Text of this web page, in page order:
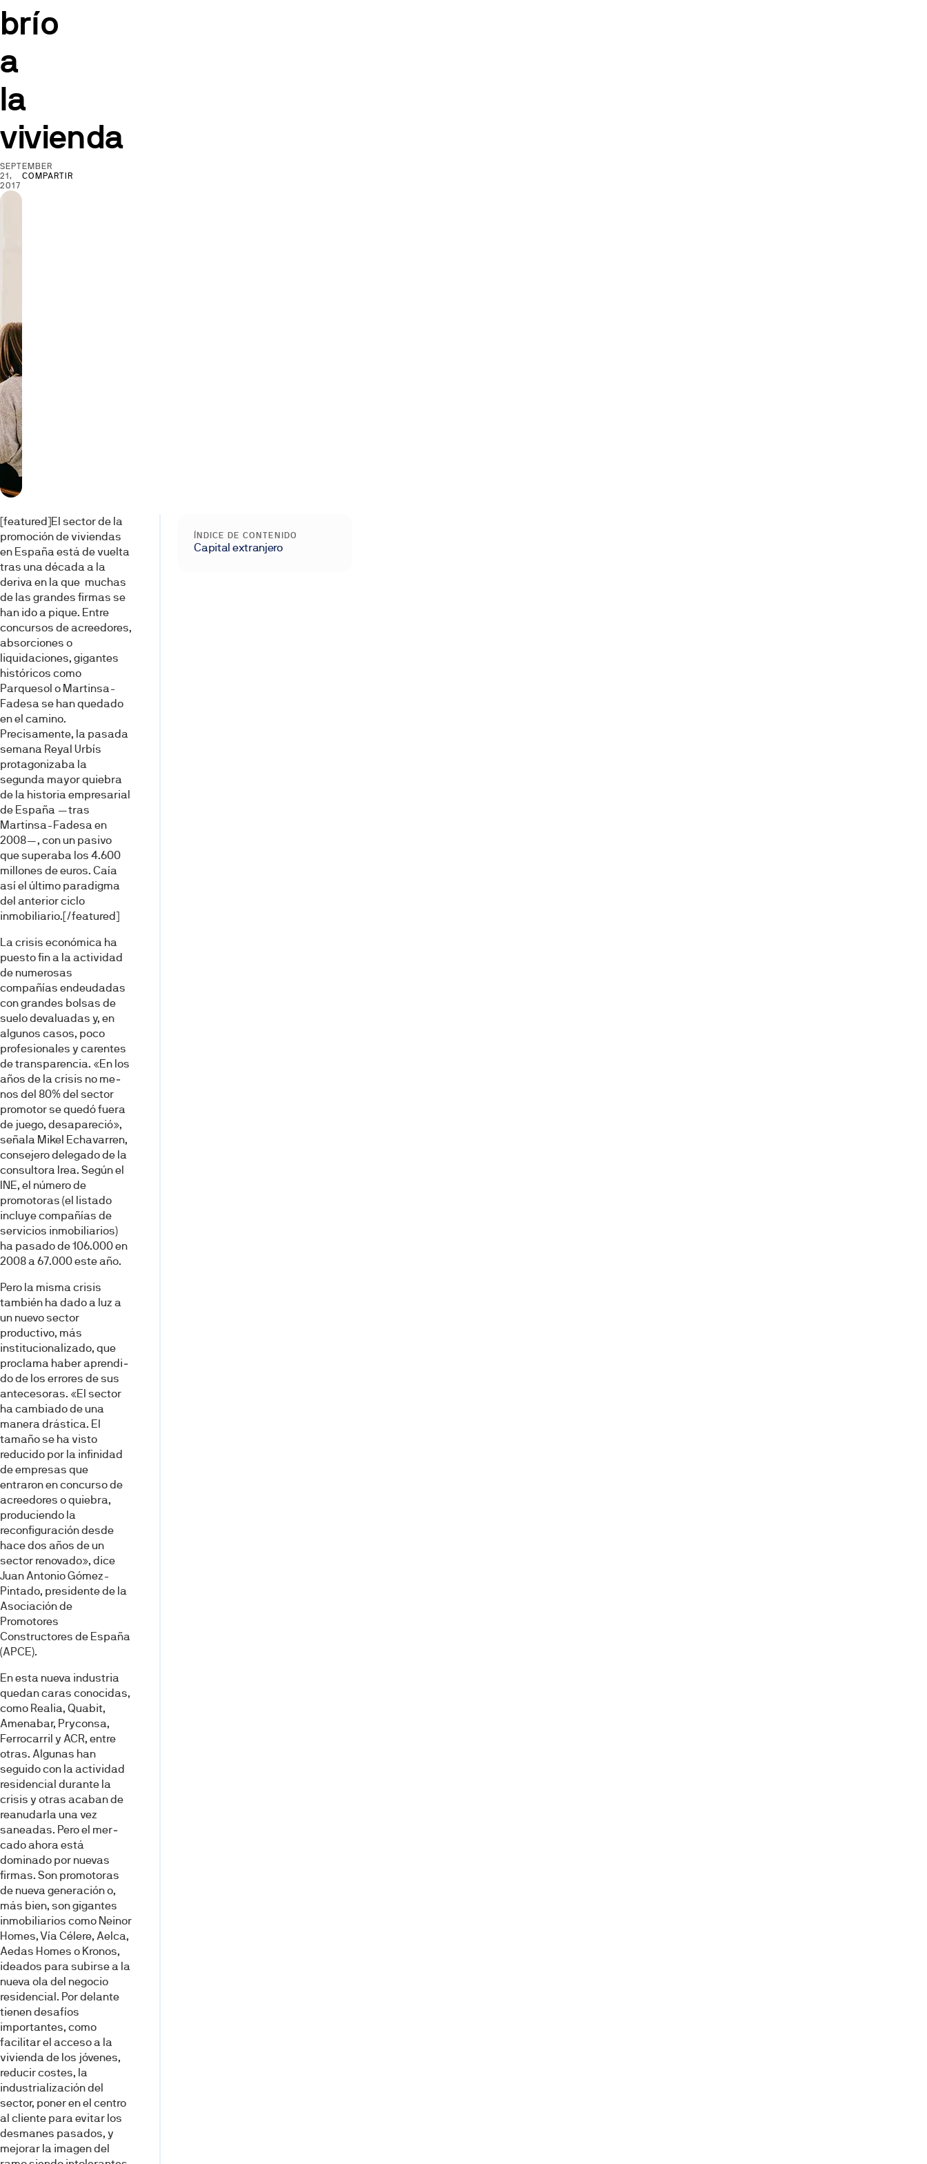
brío
a
la
vivienda
SEPTEMBER
21,
2017
COMPARTIR
[featured]El sector de la
promo­ción de viviendas
en España está de vuel­ta
tras una década a la
deriva en la que muchas
de las grandes firmas se
han ido a pique. En­tre
concursos de acreedores,
ab­sorciones o
liquidaciones, gigan­tes
históricos como
Parquesol o Martinsa-
Fadesa se han quedado
en el camino.
Precisamente, la pasada
semana Reyal Urbís
protago­nizaba la
segunda mayor quiebra
de la historia empresarial
de Es­paña —tras
Martinsa-Fadesa en
2008—, con un pasivo
que supe­raba los 4.600
millones de euros. Caía
así el último paradigma
del anterior ciclo
inmobiliario.[/featured]
La crisis económica ha
puesto fin a la actividad
de numerosas
compañías endeudadas
con gran­des bolsas de
suelo devaluadas y, en
algunos casos, poco
profesionales y carentes
de transparencia. «En los
años de la crisis no me­
nos del 80% del sector
promotor se quedó fuera
de juego, desapa­reció»,
señala Mikel Echavarren,
consejero delegado de la
consul­tora Irea. Según el
INE, el número de
promotoras (el listado
incluye compañías de
servicios inmobi­liarios)
ha pasado de 106.000 en
2008 a 67.000 este año.
Pero la misma crisis
también ha dado a luz a
un nuevo sector
productivo, más
institucionaliza­do, que
proclama haber aprendi­
do de los errores de sus
antecesoras. «El sector
ha cambiado de una
manera drástica. El
tamaño se ha visto
reducido por la infi­nidad
de empresas que
entraron en concurso de
acreedores o quie­bra,
produciendo la
reconfigura­ción desde
hace dos años de un
sector renovado», dice
Juan An­tonio Gómez-
Pintado, presidente de la
Asociación de
Promotores
Constructores de España
(APCE).
En esta nueva industria
que­dan caras conocidas,
como Realia, Quabit,
Amenabar, Pryconsa,
Ferrocarril y ACR, entre
otras. Algunas han
seguido con la acti­vidad
residencial durante la
cri­sis y otras acaban de
reanudar­la una vez
saneadas. Pero el mer­
cado ahora está
dominado por nuevas
firmas. Son promotoras
de nueva generación o,
más bien, son gigantes
inmobiliarios como Neinor
Homes, Vía Célere, Aelca,
Aedas Homes o Kronos,
ideados para subirse a la
nueva ola del ne­gocio
residencial. Por delante
tie­nen desafíos
importantes, como
facilitar el acceso a la
vivienda de los jóvenes,
reducir costes, la
industrialización del
sector, poner en el centro
al cliente para evi­tar los
desmanes pasados, y
me­jorar la imagen del
ÍNDICE DE CONTENIDO
Capital extranjero